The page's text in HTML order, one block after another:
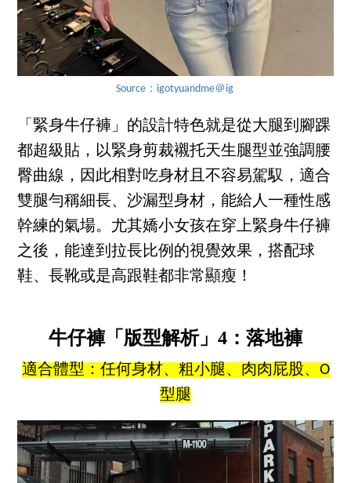
Source：igotyuandme＠ig
「緊身牛仔褲」的設計特色就是從大腿到腳踝
都超級貼，以緊身剪裁襯托天生腿型並強調腰
臀曲線，因此相對吃身材且不容易駕馭，適合
雙腿勻稱細長、沙漏型身材，能給人一種性感
幹練的氣場。尤其嬌小女孩在穿上緊身牛仔褲
之後，能達到拉長比例的視覺效果，搭配球
鞋、長靴或是高跟鞋都非常顯瘦！
牛仔褲「版型解析」4：落地褲
適合體型：任何身材、粗小腿、肉肉屁股、O
型腿